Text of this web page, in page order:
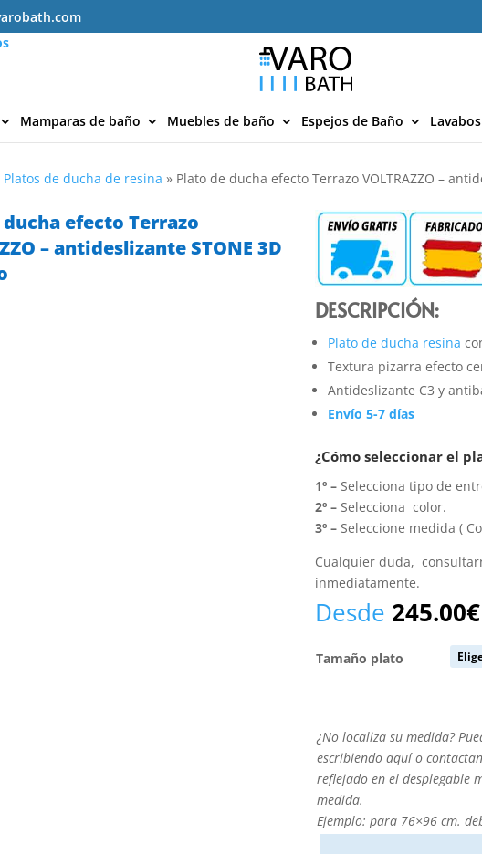
Mamparas de baño Muebles de baño Espejos de Baño
Platos de ducha de resina » Plato de ducha efecto Terrazo VOLTRAZZO –
efecto Terrazo
– antideslizante STONE 3D
DESCRIPCIÓN:
Plato de ducha resina
Textura pizarra efecto
Antideslizante C3 y
Envío 5-7 días
¿Cómo seleccionar el
1º – Selecciona tipo de
2º – Selecciona color.
3º – Seleccione medida (
Cualquier duda,
inmediatamente.
Desde 245.00€
Tamaño plato
¿No
localiza
su
medida?
Puede
¿No localiza su medida?
escribiendo aquí o
reflejado en el desplegable
medida.
Ejemplo: para 76×96 cm.